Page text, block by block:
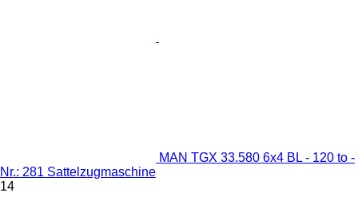
MAN TGX 33.580 6x4 BL - 120 to -
Nr.: 281 Sattelzugmaschine
14